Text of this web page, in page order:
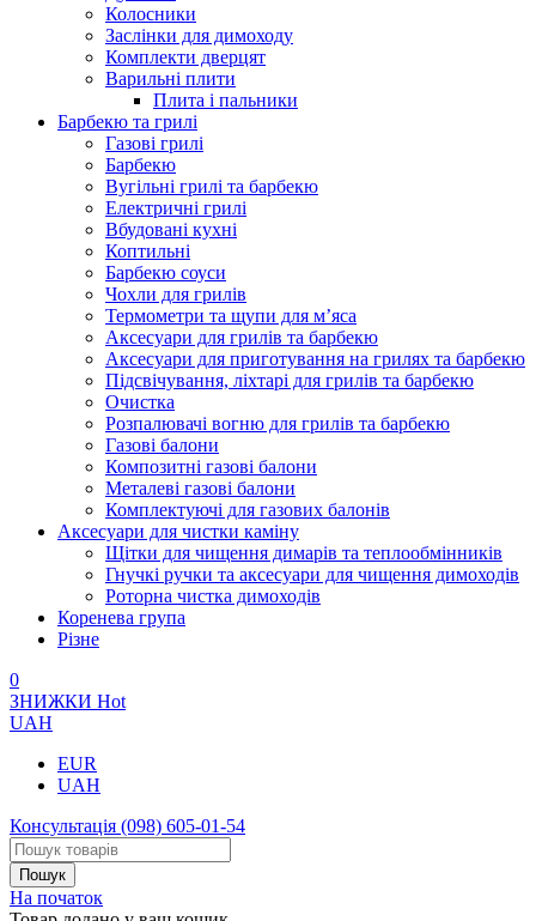
Колосники
Заслінки для димоходу
Комплекти дверцят
Варильні плити
Плита і пальники
Барбекю та грилі
Газові грилі
Барбекю
Вугільні грилі та барбекю
Електричні грилі
Вбудовані кухні
Коптильні
Барбекю соуси
Чохли для грилів
Термометри та щупи для м’яса
Аксесуари для грилів та барбекю
Аксесуари для приготування на грилях та барбекю
Підсвічування, ліхтарі для грилів та барбекю
Очистка
Розпалювачі вогню для грилів та барбекю
Газові балони
Композитні газові балони
Металеві газові балони
Комплектуючі для газових балонів
Аксесуари для чистки каміну
Щітки для чищення димарів та теплообмінників
Гнучкі ручки та аксесуари для чищення димоходів
Роторна чистка димоходів
Коренева група
Різне
0
ЗНИЖКИ Hot
UAH
EUR
UAH
Консультація (098) 605-01-54
На початок